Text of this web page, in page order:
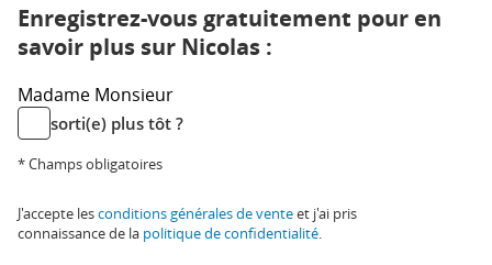
Enregistrez-vous gratuitement pour en
savoir plus sur Nicolas :
Madame Monsieur
sorti(e) plus tôt ?
* Champs obligatoires
J'accepte lesconditions générales de venteet j'ai pris
connaissance de la politique de confidentialité.